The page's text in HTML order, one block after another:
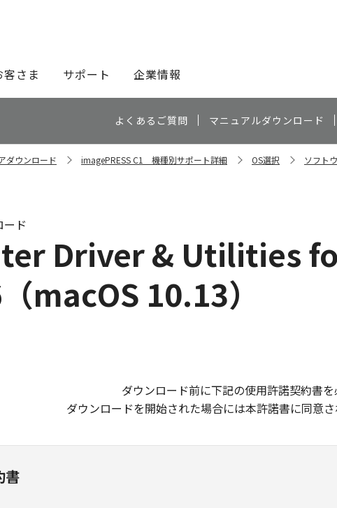
さま サポート 企業情報
よくあるご質問 マニュアルダウンロード
ダウンロード imagePRESS C1 機種別サポート詳細 OS選択 ソフト
Driver & Utilities
macOS 10.13）
ード
ダウンロード前に下記の使用許諾契約書を
ダウンロードを開始された場合には本許諾書に同意さ
書